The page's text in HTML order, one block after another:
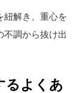
紐解き、重心を
不調から抜け出
るよくあ